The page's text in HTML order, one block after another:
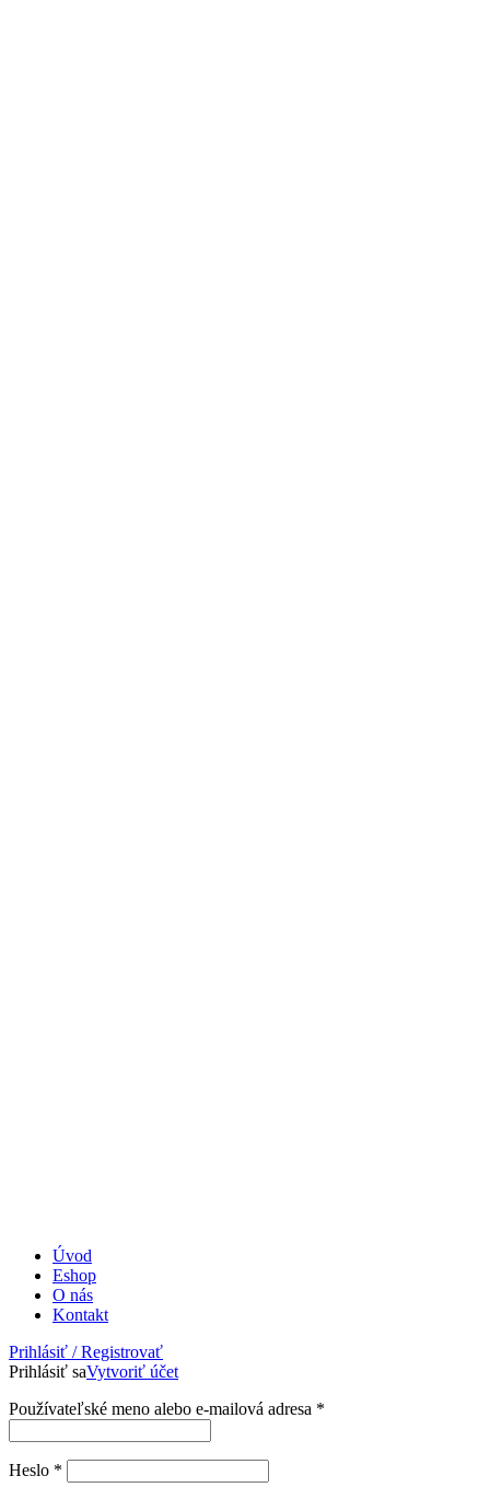
Úvod
Eshop
O nás
Kontakt
Prihlásiť / Registrovať
Prihlásiť saVytvoriť účet
Používateľské meno alebo e-mailová adresa *
Heslo *